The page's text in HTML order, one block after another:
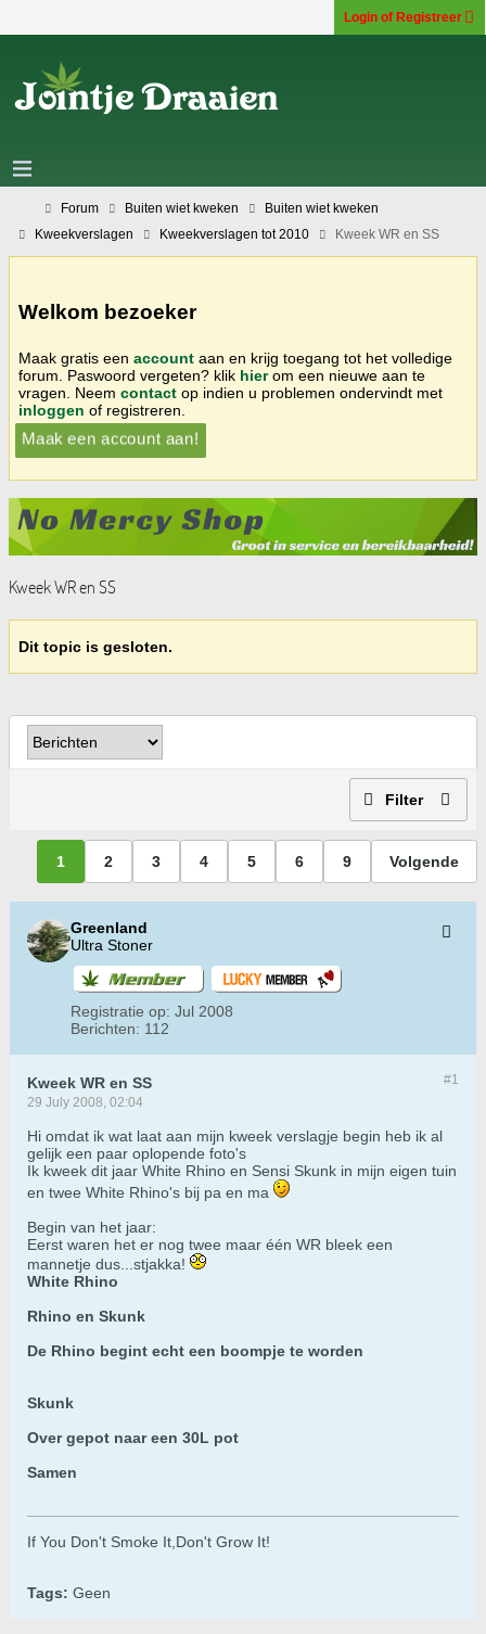
Login of Registreer
Forum Buiten wiet kweken
Buiten wiet kweken
Kweekverslagen
Kweekverslagen tot 2010 Kweek WR en SS
Welkom bezoeker
Maak gratis een account aan en krijg toegang tot het volledige
forum. Paswoord vergeten? klik hierom een nieuwe aan te
vragen. Neem contact op indien u problemen ondervindt met
inloggen of registreren.
Maak een account aan!
Kweek WR en SS
Dit topic is gesloten.
Filter
1 2 3 4 5 6 9 Volgende
Greenland
Ultra Stoner
Registratie op: Jul 2008
Berichten: 112
#1
Kweek WR en SS
29 July 2008, 02:04
Hi omdat ik wat laat aan mijn kweek verslagje begin heb ik al
gelijk een paar oplopende foto's
Ik kweek dit jaar White Rhino en Sensi Skunk in mijn eigen tuin
en twee White Rhino's bij pa en ma
Begin van het jaar:
Eerst waren het er nog twee maar één WR bleek een
mannetje dus...stjakka!
White Rhino
Rhino en Skunk
De Rhino begint echt een boompje te worden
Skunk
Over gepot naar een 30L pot
Samen
If You Don't Smoke It,Don't Grow It!
Tags: Geen